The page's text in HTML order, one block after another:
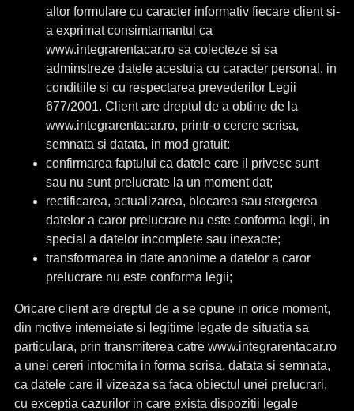
altor formulare cu caracter informativ fiecare client si-
a exprimat consimtamantul ca
www.integrarentacar.ro sa colecteze si sa
adminstreze datele acestuia cu caracter personal, in
conditiile si cu respectarea prevederilor Legii
677/2001. Client are dreptul de a obtine de la
www.integrarentacar.ro, printr-o cerere scrisa,
semnata si datata, in mod gratuit:
confirmarea faptului ca datele care il privesc sunt
sau nu sunt prelucrate la un moment dat;
rectificarea, actualizarea, blocarea sau stergerea
datelor a caror prelucrare nu este conforma legii, in
special a datelor incomplete sau inexacte;
transformarea in date anonime a datelor a caror
prelucrare nu este conforma legii;
Oricare client are dreptul de a se opune in orice moment,
din motive intemeiate si legitime legate de situatia sa
particulara, prin transmiterea catre www.integrarentacar.ro
a unei cereri intocmita in forma scrisa, datata si semnata,
ca datele care il vizeaza sa faca obiectul unei prelucrari,
cu exceptia cazurilor in care exista dispozitii legale